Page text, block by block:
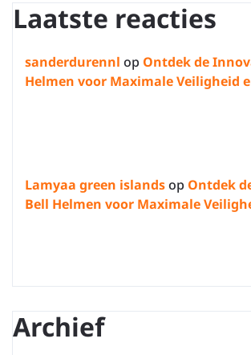
Laatste reacties
sanderdurennl op Ontdek de
Helmen voor Maximale Veiligheid
Lamyaa green islandsop Ontdek
Bell Helmen voor Maximale
Archief